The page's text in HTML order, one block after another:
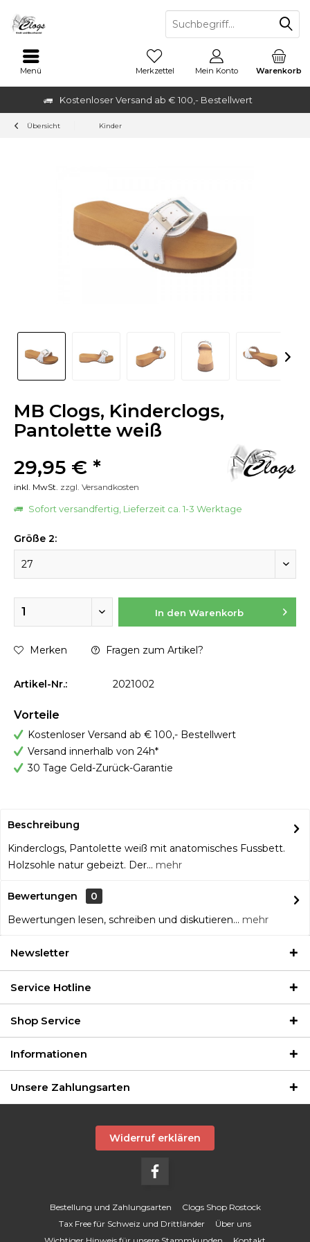
Kostenloser Versand ab € 100,- Bestellwert
Menü Warenkorb
Merkzettel Mein Konto
Übersicht Kinder
MB Clogs, Kinderclogs,
Pantolette weiß
29,95 € *
inkl. MwSt. zzgl. Versandkosten
Sofort versandfertig, Lieferzeit ca. 1-3 Werktage
Größe 2:
In den Warenkorb
Merken Fragen zum Artikel?
Artikel-Nr.: 2021002
Vorteile
Kostenloser Versand ab € 100,- Bestellwert
Versand innerhalb von 24h*
30 Tage Geld-Zurück-Garantie
Beschreibung
Kinderclogs, Pantolette weiß mit anatomisches Fussbett.
Holzsohle natur gebeizt. Der... mehr
Bewertungen
0
Bewertungen lesen, schreiben und diskutieren... mehr
Newsletter
Service Hotline
Shop Service
Informationen
Unsere Zahlungsarten
Widerruf erklären
Bestellung und Zahlungsarten
Clogs Shop Rostock
Tax Free für Schweiz und Drittländer
Über uns